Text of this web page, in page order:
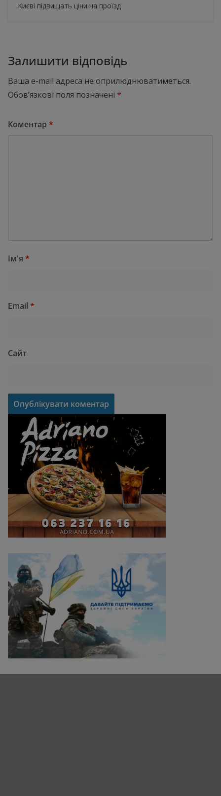
Києві підвищать ціни на проїзд
Залишити відповідь
Ваша e-mail адреса не оприлюднюватиметься.
Обов’язкові поля позначені *
Коментар *
Ім'я *
Email *
Сайт